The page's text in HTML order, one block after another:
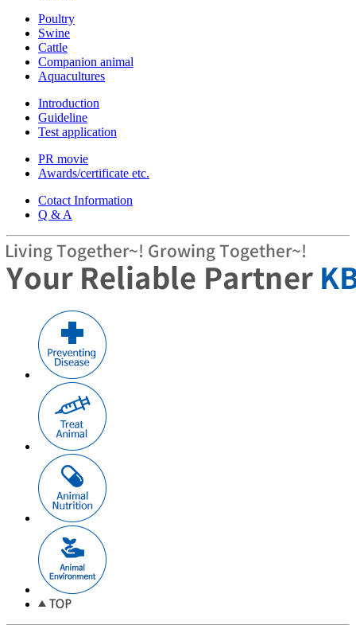
Poultry
Swine
Cattle
Companion animal
Aquacultures
Introduction
Guideline
Test application
PR movie
Awards/certificate etc.
Cotact Information
Q & A